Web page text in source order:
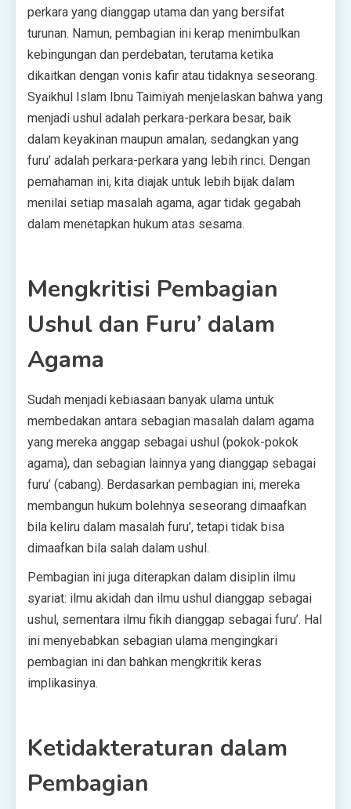
perkara yang dianggap utama dan yang bersifat
turunan. Namun, pembagian ini kerap menimbulkan
kebingungan dan perdebatan, terutama ketika
dikaitkan dengan vonis kafir atau tidaknya seseorang.
Syaikhul Islam Ibnu Taimiyah menjelaskan bahwa yang
menjadi ushul adalah perkara-perkara besar, baik
dalam keyakinan maupun amalan, sedangkan yang
furu’ adalah perkara-perkara yang lebih rinci. Dengan
pemahaman ini, kita diajak untuk lebih bijak dalam
menilai setiap masalah agama, agar tidak gegabah
dalam menetapkan hukum atas sesama.
Mengkritisi Pembagian
Ushul dan Furu’ dalam
Agama
Sudah menjadi kebiasaan banyak ulama untuk
membedakan antara sebagian masalah dalam agama
yang mereka anggap sebagai ushul (pokok-pokok
agama), dan sebagian lainnya yang dianggap sebagai
furu’ (cabang). Berdasarkan pembagian ini, mereka
membangun hukum bolehnya seseorang dimaafkan
bila keliru dalam masalah furu’, tetapi tidak bisa
dimaafkan bila salah dalam ushul.
Pembagian ini juga diterapkan dalam disiplin ilmu
syariat: ilmu akidah dan ilmu ushul dianggap sebagai
ushul, sementara ilmu fikih dianggap sebagai furu’. Hal
ini menyebabkan sebagian ulama mengingkari
pembagian ini dan bahkan mengkritik keras
implikasinya.
Ketidakteraturan dalam
Pembagian